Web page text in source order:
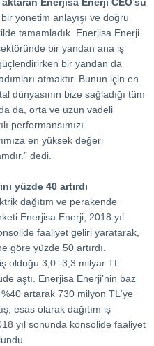
bir yönetim anlayışı ve doğru
tamamladık. Enerjisa Enerji
bir yandan ana iş
bir yandan da
atmaktır. Bunun için en
dünyasının bize sağladığı tüm
da, orta ve uzun vadeli
performansımızı
en yüksek değeri
dedi.
yüzde 40 artırdı
dağıtım ve perakende
Enerjisa Enerji, 2018 yıl
faaliyet geliri yaratarak,
göre yüzde 50 artırdı.
olduğu 3,0 -3,3 milyar TL
aştı. Enerjisa Enerji’nin baz
artarak 730 milyon TL‘ye
esas olarak dağıtım iş
yıl sonunda konsolide faaliyet